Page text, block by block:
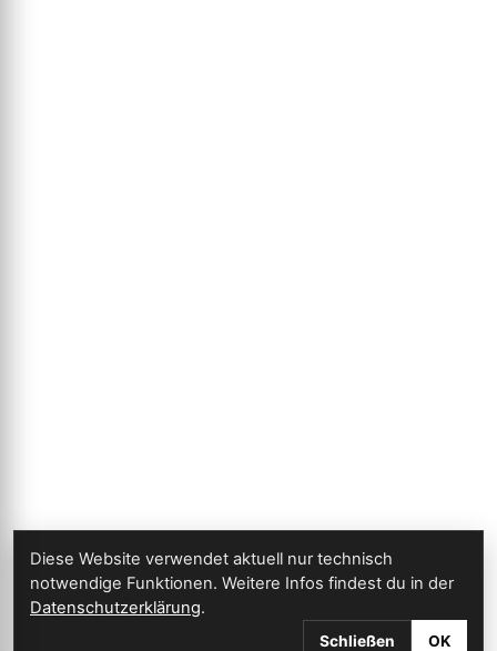
Diese Website verwendet aktuell nur technisch
notwendige Funktionen. Weitere Infos findest du in der
Datenschutzerklärung.
Schließen OK